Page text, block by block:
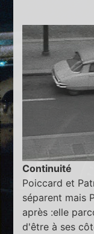
Continuité
Poiccard et
séparent mais
après :elle
d'être à ses